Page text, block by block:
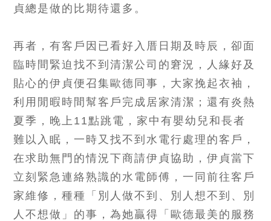
貞總是做的比期待還多。
再者，有客戶因已看好入厝日期及時辰，卻面
臨時間緊迫找不到清潔公司的窘況，人緣好及
貼心的伊貞便召集歐德同事，大家挽起衣袖，
利用閒暇時間幫客戶完成居家清潔；還有炎熱
夏季，晚上11點跳電，家中有嬰幼兒和長者
難以入眠，一時又找不到水電行處理的客戶，
在求助無門的情況下商請伊貞協助，伊貞當下
立刻緊急連絡熟識的水電師傅，一同前往客戶
家維修，種種「別人做不到、別人想不到、別
人不想做」的事，為她贏得「歐德最美的服務